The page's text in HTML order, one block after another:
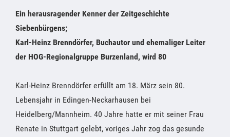
Ein herausragender Kenner der Zeitgeschichte
Siebenbürgens;
Karl-Heinz Brenndörfer, Buchautor und ehemaliger Leiter
der HOG-Regionalgruppe Burzenland, wird 80
Karl-Heinz Brenndörfer erfüllt am 18. März sein 80.
Lebensjahr in Edingen-Neckarhausen bei
Heidelberg/Mannheim. 40 Jahre hatte er mit seiner Frau
Renate in Stuttgart gelebt, voriges Jahr zog das gesunde